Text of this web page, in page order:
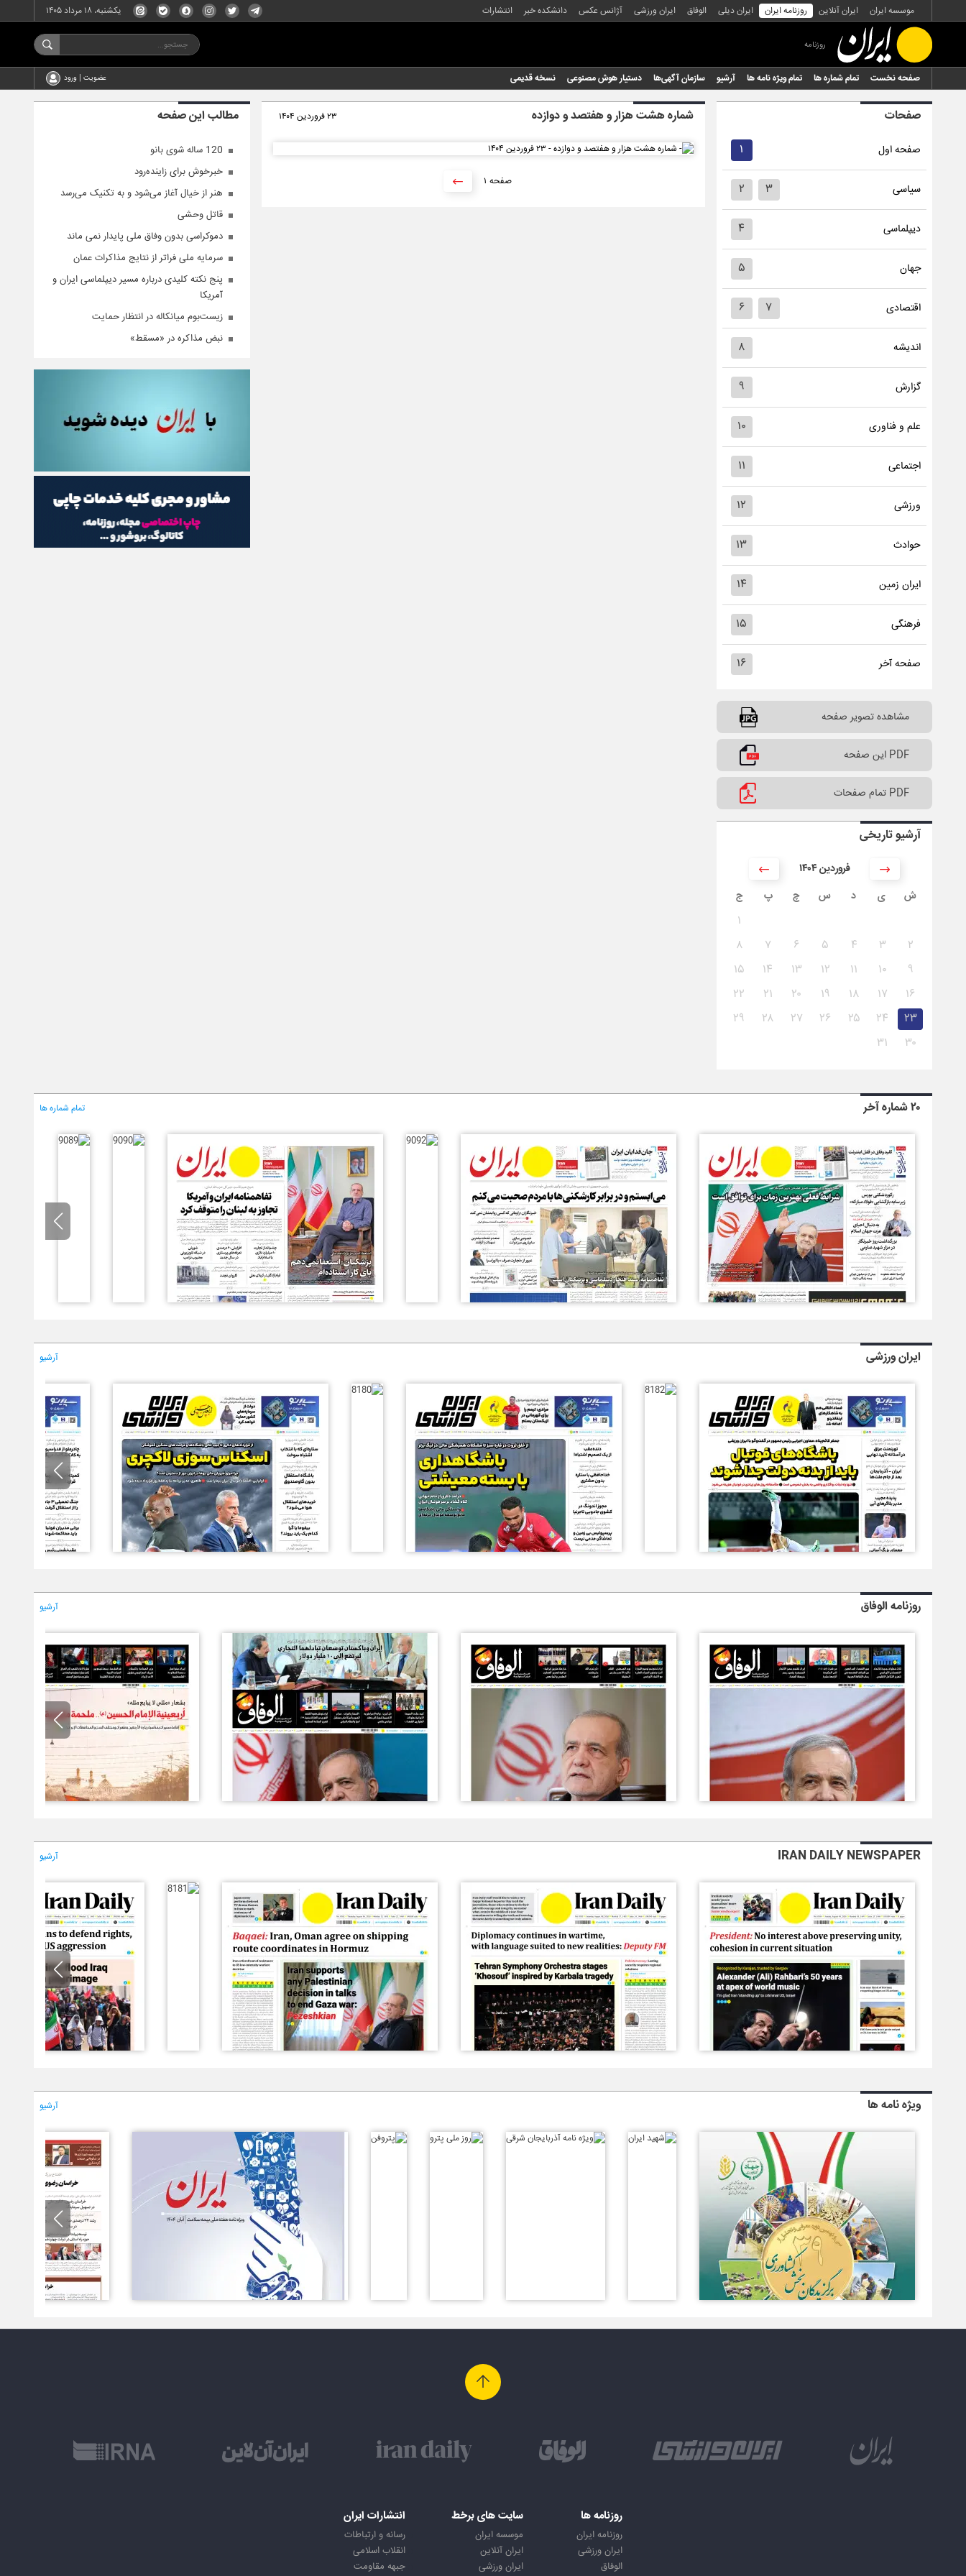
موسسه ایران ایران آنلاین روزنامه ایران ایران دیلی الوفاق ایران ورزشی آژانس عکس دانشکده خبر انتشارات یکشنبه، ۱۸ مرداد ۱۴۰۵
روزنامه
صفحه نخست تمام شماره ها تمام ویژه نامه ها آرشیو سازمان آگهی‌ها دستیار هوش مصنوعی نسخه قدیمی عضویت | ورود
صفحات
صفحه اول ۱
سیاسی ۲ ۳
دیپلماسی ۴
جهان ۵
اقتصادی ۶ ۷
اندیشه ۸
گزارش ۹
علم و فناوری ۱۰
اجتماعی ۱۱
ورزشی ۱۲
حوادث ۱۳
ایران زمین ۱۴
فرهنگی ۱۵
صفحه آخر ۱۶
مشاهده تصویر صفحه
PDF این صفحه
PDF تمام صفحات
آرشیو تاریخی
۱۴۰۴ فروردین
ش
ی د س چ پ ج
۱
۲
۳ ۴ ۵ ۶ ۷
۸
۹
۱۰ ۱۱ ۱۲ ۱۳ ۱۴
۱۵
۱۶
۱۷ ۱۸ ۱۹ ۲۰ ۲۱
۲۲
۲۳
۲۴ ۲۵ ۲۶ ۲۷ ۲۸
۲۹
۳۰
۳۱
شماره هشت هزار و هفتصد و دوازده ۲۳ فروردین ۱۴۰۴
۱
مطالب این صفحه
120 ساله شوی بانو
خبرخوش برای زاینده‌رود
هنر از خیال آغاز می‌شود و به تکنیک می‌رسد
قاتل وحشی
دموکراسی بدون وفاق ملی پایدار نمی ماند
سرمایه ملی فراتر از نتایج مذاکرات عمان
پنج نکته کلیدی درباره مسیر دیپلماسی ایران و
آمریکا
زیست‌بوم میانکاله در انتظار حمایت
نبض مذاکره در «مسقط»
۲۰ شماره آخر تمام شماره ها
ایران ورزشی آرشیو
روزنامه الوفاق آرشیو
IRAN DAILY NEWSPAPER آرشیو
ویژه نامه ها آرشیو
روزنامه ها
روزنامه ایران
ایران ورزشی
الوفاق
سایت های برخط
موسسه ایران
ایران آنلاین
ایران ورزشی
انتشارات ایران
رسانه و ارتباطات
انقلاب اسلامی
جبهه مقاومت